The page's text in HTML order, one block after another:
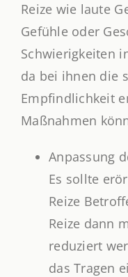
Reize wie laute
Gefühle oder
Schwierigkeiten
da bei ihnen die
Empfindlichkeit
Maßnahmen
Anpassung
Es sollte
Reize
Reize dann
reduziert
das Tragen